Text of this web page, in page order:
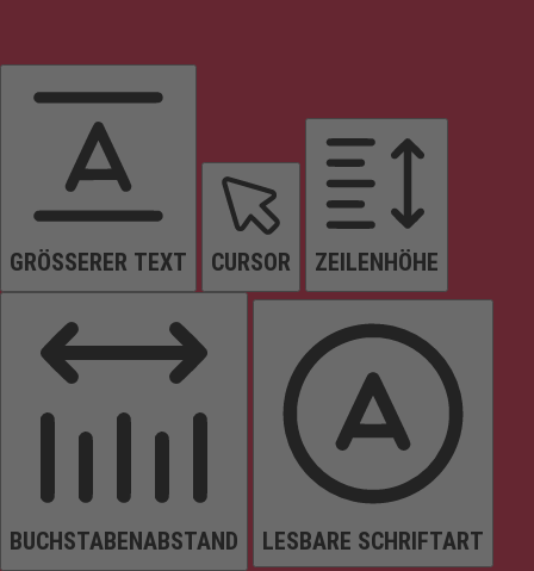
GRÖSSERER TEXT CURSOR ZEILENHÖHE
BUCHSTABENABSTAND LESBARE SCHRIFTART